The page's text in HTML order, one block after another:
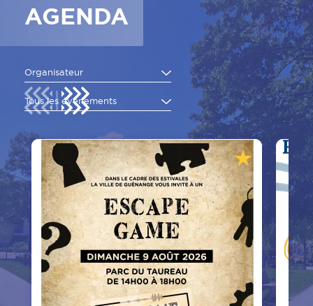
AGENDA